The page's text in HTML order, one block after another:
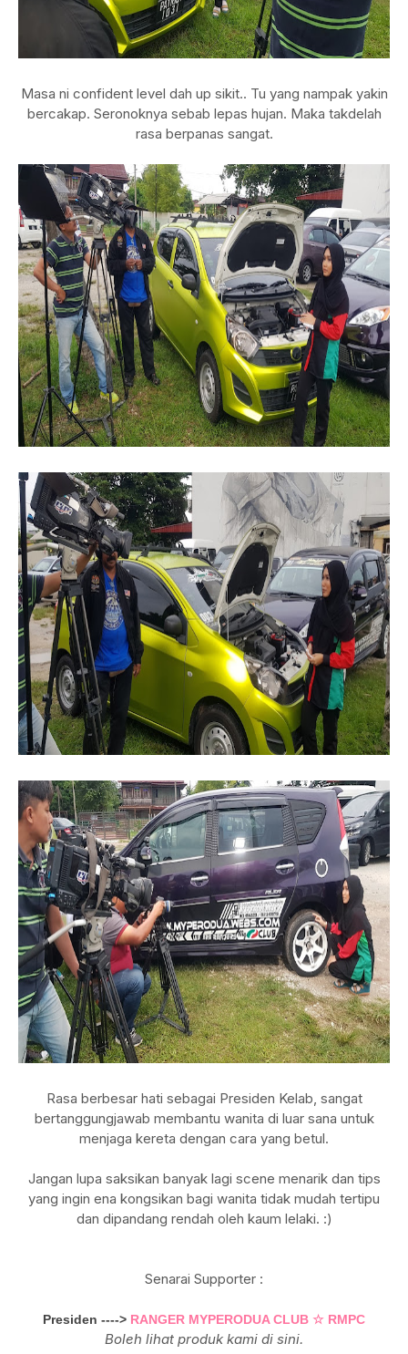
Masa ni confident level dah up sikit.. Tu yang nampak yakin
bercakap. Seronoknya sebab lepas hujan. Maka takdelah
rasa berpanas sangat.
Rasa berbesar hati sebagai Presiden Kelab, sangat
bertanggungjawab membantu wanita di luar sana untuk
menjaga kereta dengan cara yang betul.
Jangan lupa saksikan banyak lagi scene menarik dan tips
yang ingin ena kongsikan bagi wanita tidak mudah tertipu
dan dipandang rendah oleh kaum lelaki. :)
Senarai Supporter :
Presiden ----> RANGER MYPERODUA CLUB ☆ RMPC
Boleh lihat produk kami di sini.